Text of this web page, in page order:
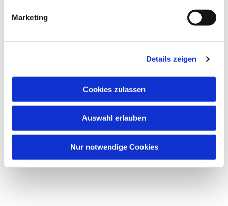
Marketing
Details zeigen
Cookies zulassen
Auswahl erlauben
Nur notwendige Cookies
Kirchplatz 9, 60487 Frankfurt am Main